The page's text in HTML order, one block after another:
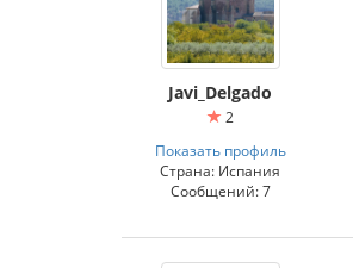
Javi_Delgado
2
Показать профиль
Страна: Испания
Сообщений: 7